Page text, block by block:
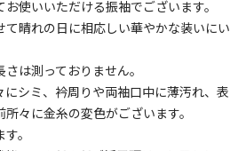
使いいただける振袖でございます。
て晴れの日に相応しい華やかな装いにい
は測っておりません。
にシミ、衿周りや両袖口中に薄汚れ、表
々に金糸の変色がございます。
。